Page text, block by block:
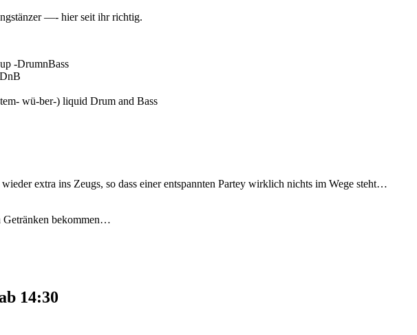
—- hier seit ihr richtig.
-DrumnBass
wü-ber-) liquid Drum and Bass
extra ins Zeugs, so dass einer entspannten Partey wirklich nichts im Wege steht…
Getränken bekommen…
14:30